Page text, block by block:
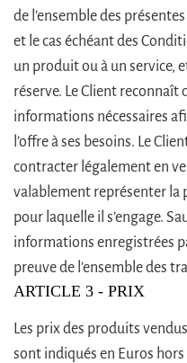
de l’ensemble des
et le cas échéant des
un produit ou à un service,
réserve. Le Client reconnaît
informations nécessaires
l’offre à ses besoins. Le
contracter légalement en
valablement représenter la
pour laquelle il s’engage.
informations enregistrées
preuve de l’ensemble des
ARTICLE 3 - PRIX
Les prix des produits
sont indiqués en Euros